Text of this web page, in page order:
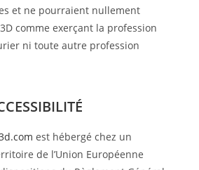
et ne pourraient nullement
comme exerçant la profession
ni toute autre profession
est hébergé chez un
de l’Union Européenne